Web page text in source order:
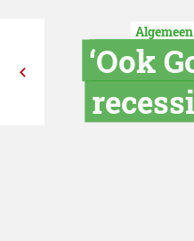
Algemeen